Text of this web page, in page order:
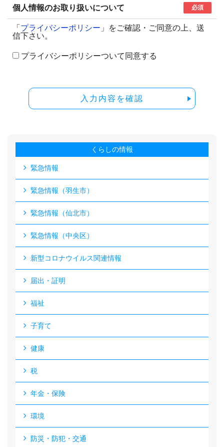
個人情報のお取り扱いについて 必須
「 プライバシーポリシー 」をご確認・ご同意の上、送
信下さい。
プライバシーポリシーついて同意する
入力内容を確認
くらしの情報
緊急情報
緊急情報（羽生市）
緊急情報（仙北市）
緊急情報（中央区）
新型コロナウイルス関連情報
届出・証明
福祉
子育て
健康
税
年金・保険
環境
防災・防犯・交通